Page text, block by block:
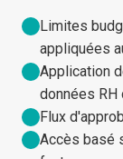
Limites
appliquées
Application
données RH
Flux
Accès basé